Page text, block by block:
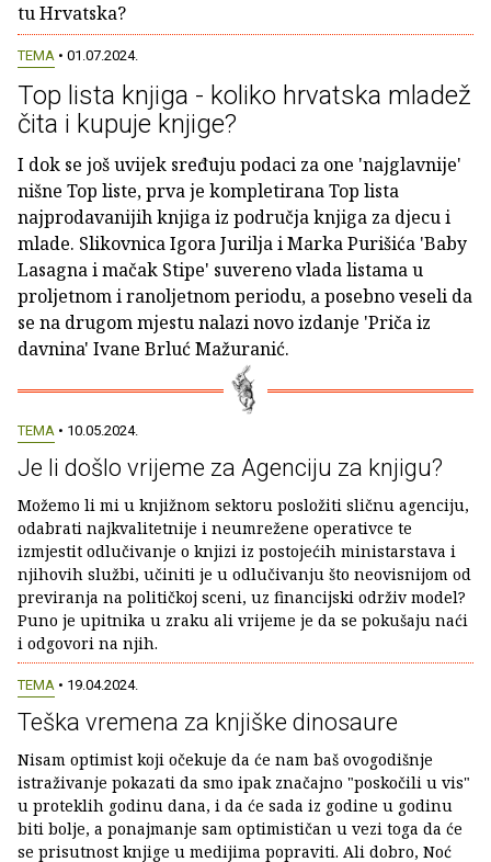
tu Hrvatska?
TEMA • 01.07.2024.
Top lista knjiga - koliko hrvatska mladež
čita i kupuje knjige?
I dok se još uvijek sređuju podaci za one 'najglavnije'
nišne Top liste, prva je kompletirana Top lista
najprodavanijih knjiga iz područja knjiga za djecu i
mlade. Slikovnica Igora Jurilja i Marka Purišića 'Baby
Lasagna i mačak Stipe' suvereno vlada listama u
proljetnom i ranoljetnom periodu, a posebno veseli da
se na drugom mjestu nalazi novo izdanje 'Priča iz
davnina' Ivane Brluć Mažuranić.
TEMA • 10.05.2024.
Je li došlo vrijeme za Agenciju za knjigu?
Možemo li mi u knjižnom sektoru posložiti sličnu agenciju,
odabrati najkvalitetnije i neumrežene operativce te
izmjestit odlučivanje o knjizi iz postojećih ministarstava i
njihovih službi, učiniti je u odlučivanju što neovisnijom od
previranja na političkoj sceni, uz financijski održiv model?
Puno je upitnika u zraku ali vrijeme je da se pokušaju naći
i odgovori na njih.
TEMA • 19.04.2024.
Teška vremena za knjiške dinosaure
Nisam optimist koji očekuje da će nam baš ovogodišnje
istraživanje pokazati da smo ipak značajno "poskočili u vis"
u proteklih godinu dana, i da će sada iz godine u godinu
biti bolje, a ponajmanje sam optimističan u vezi toga da će
se prisutnost knjige u medijima popraviti. Ali dobro, Noć